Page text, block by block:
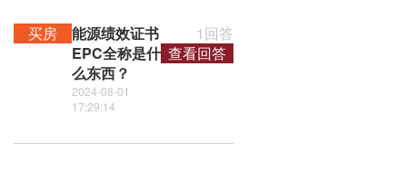
买房
能源绩效证书
EPC全称是什
么东西？
2024-08-01
17:29:14
1回答
查看回答